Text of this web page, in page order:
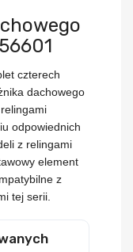
czterech
dachowego
relingami
odpowiednich
z relingami
element
z
tej serii.